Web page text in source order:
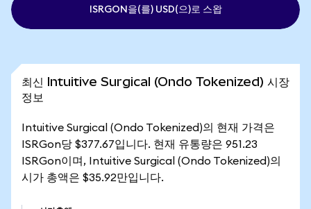
ISRGON을(를) USD(으)로 스왑
최신 Intuitive Surgical (Ondo Tokenized) 시장
정보
Intuitive Surgical (Ondo Tokenized)의 현재 가격은
ISRGon당 $377.67입니다. 현재 유통량은 951.23
ISRGon이며, Intuitive Surgical (Ondo Tokenized)의
시가 총액은 $35.92만입니다.